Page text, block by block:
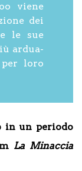
viene
dei
le sue
ardua-
per loro
in un periodo
La Minaccia